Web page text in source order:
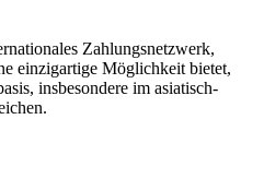
Zahlungsnetzwerk,
einzigartige Möglichkeit bietet,
insbesondere im asiatisch-